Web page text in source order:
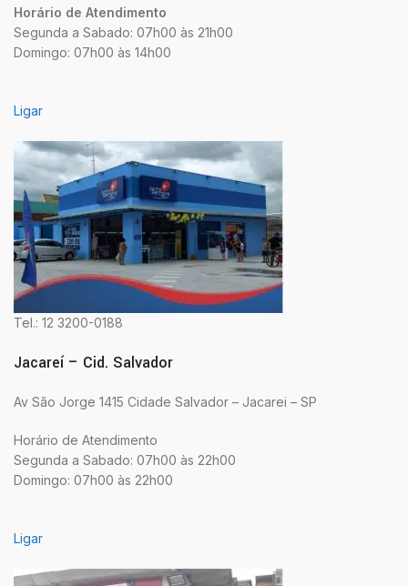
Horário de Atendimento
Segunda a Sabado: 07h00 às 21h00
Domingo: 07h00 às 14h00
Ligar
Tel.: 12 3200-0188
Jacareí – Cid. Salvador
Av São Jorge 1415 Cidade Salvador – Jacarei – SP
Horário de Atendimento
Segunda a Sabado: 07h00 às 22h00
Domingo: 07h00 às 22h00
Ligar